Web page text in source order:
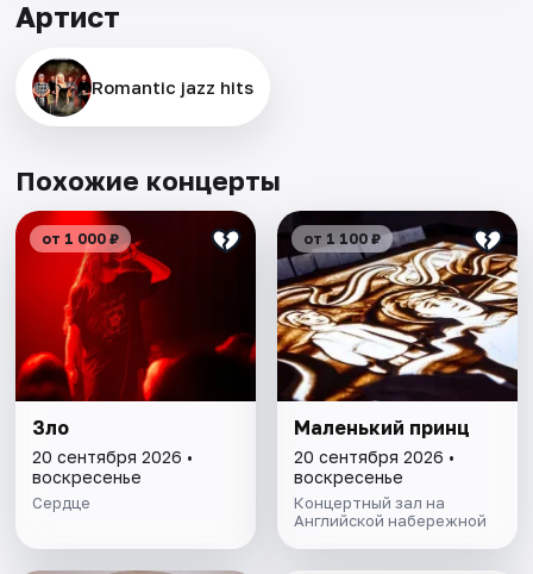
Артист
Romantic jazz hits
Похожие концерты
от 1 000 ₽
Зло
20 сентября 2026 •
воскресенье
Сердце
от 1 100 ₽
Маленький принц
20 сентября 2026 •
воскресенье
Концертный зал на
Английской набережной